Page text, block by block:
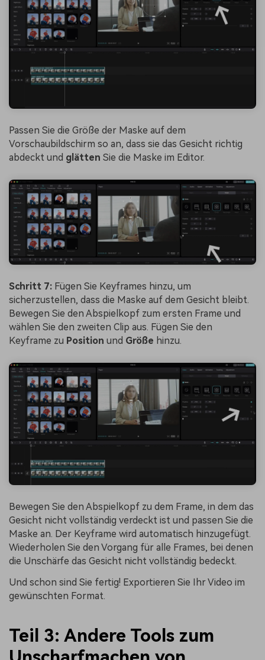
Passen Sie die Größe der Maske auf dem
Vorschaubildschirm so an, dass sie das Gesicht richtig
abdeckt und glätten Sie die Maske im Editor.
Schritt 7: Fügen Sie Keyframes hinzu, um
sicherzustellen, dass die Maske auf dem Gesicht bleibt.
Bewegen Sie den Abspielkopf zum ersten Frame und
wählen Sie den zweiten Clip aus. Fügen Sie den
Keyframe zu Position und Größe hinzu.
Bewegen Sie den Abspielkopf zu dem Frame, in dem das
Gesicht nicht vollständig verdeckt ist und passen Sie die
Maske an. Der Keyframe wird automatisch hinzugefügt.
Wiederholen Sie den Vorgang für alle Frames, bei denen
die Unschärfe das Gesicht nicht vollständig bedeckt.
Und schon sind Sie fertig! Exportieren Sie Ihr Video im
gewünschten Format.
Teil 3: Andere Tools zum